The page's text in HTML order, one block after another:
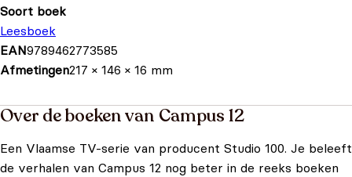
Soort boek
Leesboek
EAN9789462773585
Afmetingen217 × 146 × 16 mm
Over de boeken van Campus 12
Een Vlaamse TV-serie van producent Studio 100. Je beleeft
de verhalen van Campus 12 nog beter in de reeks boeken